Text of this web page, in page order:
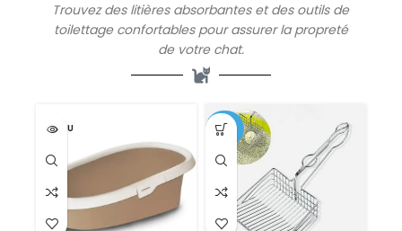
Trouvez des litièresabsorbantes et des outils de
toilettage confortables pour assurer la propreté
de votre chat.
VENDU -25%